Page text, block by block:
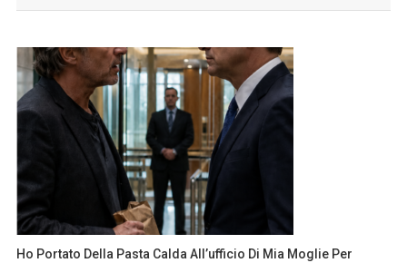
Ho Portato Della Pasta Calda All’ufficio Di Mia Moglie Per